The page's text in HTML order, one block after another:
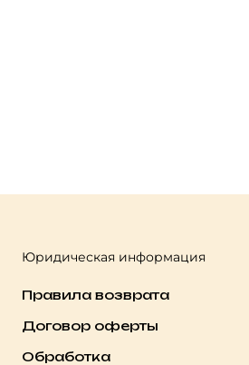
Юридическая информация
Правила возврата
Договор оферты
Обработка